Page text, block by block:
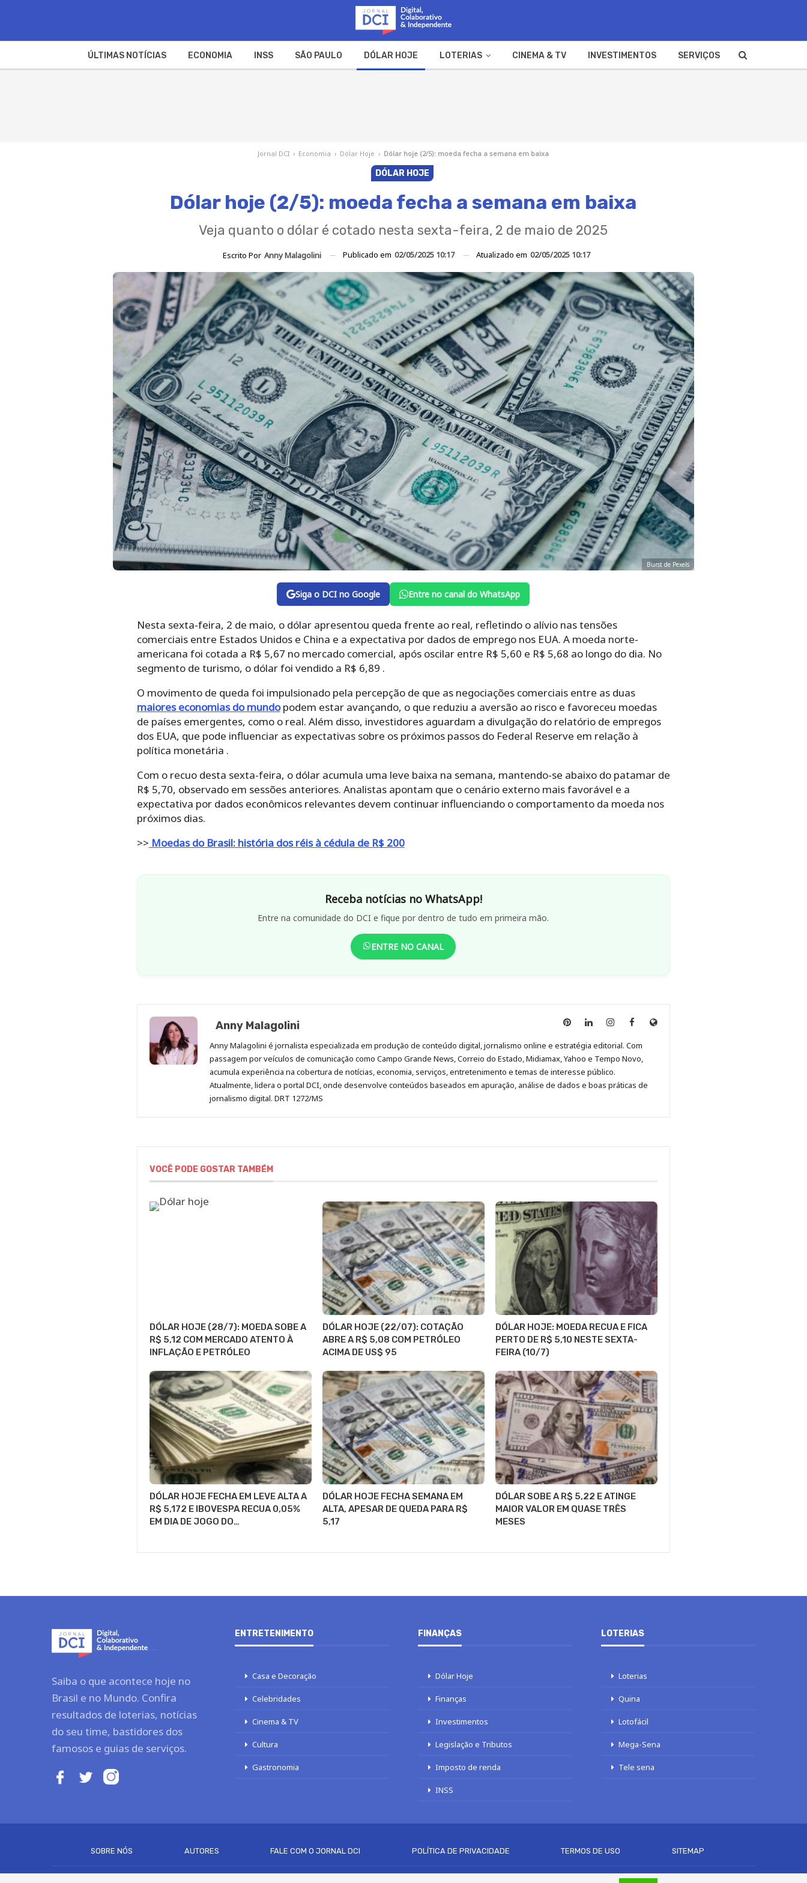
ÚLTIMAS NOTÍCIAS ECONOMIA INSS SÃO PAULO DÓLAR HOJE LOTERIAS CINEMA & TV INVESTIMENTOS SERVIÇOS
Jornal DCI › Economia › Dólar Hoje › Dólar hoje (2/5): moeda fecha a semana em baixa
DÓLAR HOJE
Dólar hoje (2/5): moeda fecha a semana em baixa
Veja quanto o dólar é cotado nesta sexta-feira, 2 de maio de 2025
Escrito Por Anny Malagolini Publicado em 02/05/2025 10:17 Atualizado em 02/05/2025 10:17
Burst de Pexels
Siga o DCI no Google Entre no canal do WhatsApp
Nesta sexta-feira, 2 de maio, o dólar apresentou queda frente ao real, refletindo o alívio nas tensões
comerciais entre Estados Unidos e China e a expectativa por dados de emprego nos EUA. A moeda norte-
americana foi cotada a R$ 5,67 no mercado comercial, após oscilar entre R$ 5,60 e R$ 5,68 ao longo do dia. No
segmento de turismo, o dólar foi vendido a R$ 6,89 .
O movimento de queda foi impulsionado pela percepção de que as negociações comerciais entre as duas
maiores economias do mundopodem estar avançando, o que reduziu a aversão ao risco e favoreceu moedas
de países emergentes, como o real. Além disso, investidores aguardam a divulgação do relatório de empregos
dos EUA, que pode influenciar as expectativas sobre os próximos passos do Federal Reserve em relação à
política monetária .
Com o recuo desta sexta-feira, o dólar acumula uma leve baixa na semana, mantendo-se abaixo do patamar de
R$ 5,70, observado em sessões anteriores. Analistas apontam que o cenário externo mais favorável e a
expectativa por dados econômicos relevantes devem continuar influenciando o comportamento da moeda nos
próximos dias.
>> Moedas do Brasil: história dos réis à cédula de R$ 200
Receba notícias no WhatsApp!
Entre na comunidade do DCI e fique por dentro de tudo em primeira mão.
ENTRE NO CANAL
Anny Malagolini
Anny
no
Pinterest
Anny
no
LinkedIn
Anny
no
Instagram
Anny
no
Facebook
Site
Anny Malagolini é jornalista especializada em produção de conteúdo digital, jornalismo online e estratégia editorial. Com
passagem por veículos de comunicação como Campo Grande News, Correio do Estado, Midiamax, Yahoo e Tempo Novo,
acumula experiência na cobertura de notícias, economia, serviços, entretenimento e temas de interesse público.
Atualmente, lidera o portal DCI, onde desenvolve conteúdos baseados em apuração, análise de dados e boas práticas de
jornalismo digital. DRT 1272/MS
VOCÊ PODE GOSTAR TAMBÉM
DÓLAR HOJE (28/7): MOEDA SOBE A
R$ 5,12 COM MERCADO ATENTO À
INFLAÇÃO E PETRÓLEO
DÓLAR HOJE (22/07): COTAÇÃO
ABRE A R$ 5,08 COM PETRÓLEO
ACIMA DE US$ 95
DÓLAR HOJE: MOEDA RECUA E FICA
PERTO DE R$ 5,10 NESTE SEXTA-
FEIRA (10/7)
DÓLAR HOJE FECHA EM LEVE ALTA A
R$ 5,172 E IBOVESPA RECUA 0,05%
EM DIA DE JOGO DO…
DÓLAR HOJE FECHA SEMANA EM
ALTA, APESAR DE QUEDA PARA R$
5,17
DÓLAR SOBE A R$ 5,22 E ATINGE
MAIOR VALOR EM QUASE TRÊS
MESES
Saiba o que acontece hoje no
Brasil e no Mundo. Confira
resultados de loterias, notícias
do seu time, bastidores dos
famosos e guias de serviços.
ENTRETENIMENTO
Casa e Decoração
Celebridades
Cinema & TV
Cultura
Gastronomia
FINANÇAS
Dólar Hoje
Finanças
Investimentos
Legislação e Tributos
Imposto de renda
INSS
LOTERIAS
Loterias
Quina
Lotofácil
Mega-Sena
Tele sena
SOBRE NÓS AUTORES FALE COM O JORNAL DCI POLÍTICA DE PRIVACIDADE TERMOS DE USO SITEMAP